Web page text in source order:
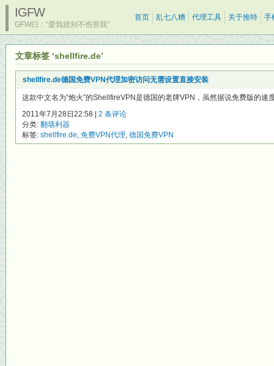
IGFW
GFW曰：“爱我就别不伤害我”
首页 乱七八糟 代理工具 关于推特 手
文章标签 ‘shellfire.de’
shellfire.de德国免费VPN代理加密访问无需设置直接安装
这款中文名为“炮火”的ShellfireVPN是德国的老牌VPN，虽然据说免费版的
2011年7月28日22:58 | 2 条评论
分类: 翻墙利器
标签: shellfire.de, 免费VPN代理, 德国免费VPN